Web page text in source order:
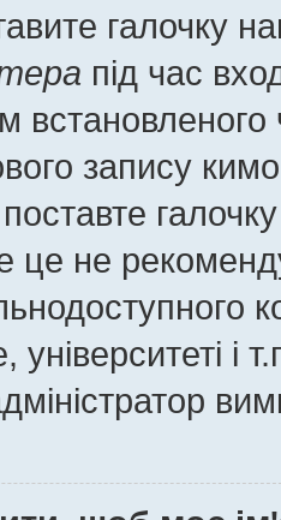
галочку
під час
встановленого
запису
не
університеті і